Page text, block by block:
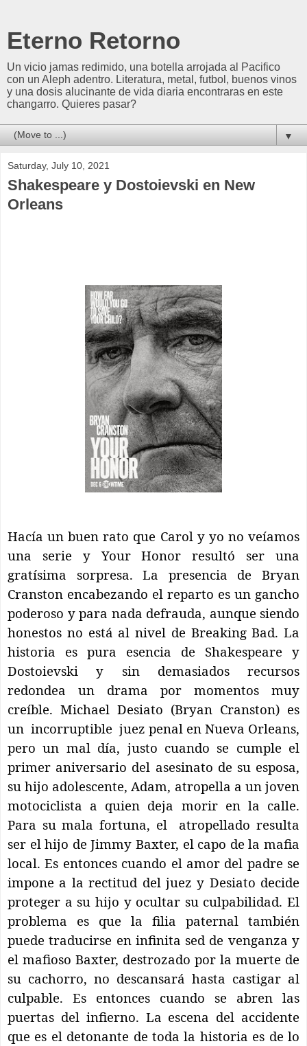
Eterno Retorno
Un vicio jamas redimido, una botella arrojada al Pacifico
con un Aleph adentro. Literatura, metal, futbol, buenos vinos
y una dosis alucinante de vida diaria encontraras en este
changarro. Quieres pasar?
▼
Saturday, July 10, 2021
Shakespeare y Dostoievski en New
Orleans
Hacía un buen rato que Carol y yo no veíamos
una serie y Your Honor resultó ser una
gratísima sorpresa. La presencia de Bryan
Cranston encabezando el reparto es un gancho
poderoso y para nada defrauda, aunque siendo
honestos no está al nivel de Breaking Bad. La
historia es pura esencia de Shakespeare y
Dostoievski y sin demasiados recursos
redondea un drama por momentos muy
creíble. Michael Desiato (Bryan Cranston) es
un incorruptible juez penal en Nueva Orleans,
pero un mal día, justo cuando se cumple el
primer aniversario del asesinato de su esposa,
su hijo adolescente, Adam, atropella a un joven
motociclista a quien deja morir en la calle.
Para su mala fortuna, el
atropellado resulta
ser el hijo de Jimmy Baxter, el capo de la mafia
local. Es entonces cuando el amor del padre se
impone a la rectitud del juez y Desiato decide
proteger a su hijo y ocultar su culpabilidad. El
problema es que la filia paternal también
puede traducirse en infinita sed de venganza y
el mafioso Baxter, destrozado por la muerte de
su cachorro, no descansará hasta castigar al
culpable. Es entonces cuando se abren las
puertas del infierno. La escena del accidente
que es el detonante de toda la historia es de lo